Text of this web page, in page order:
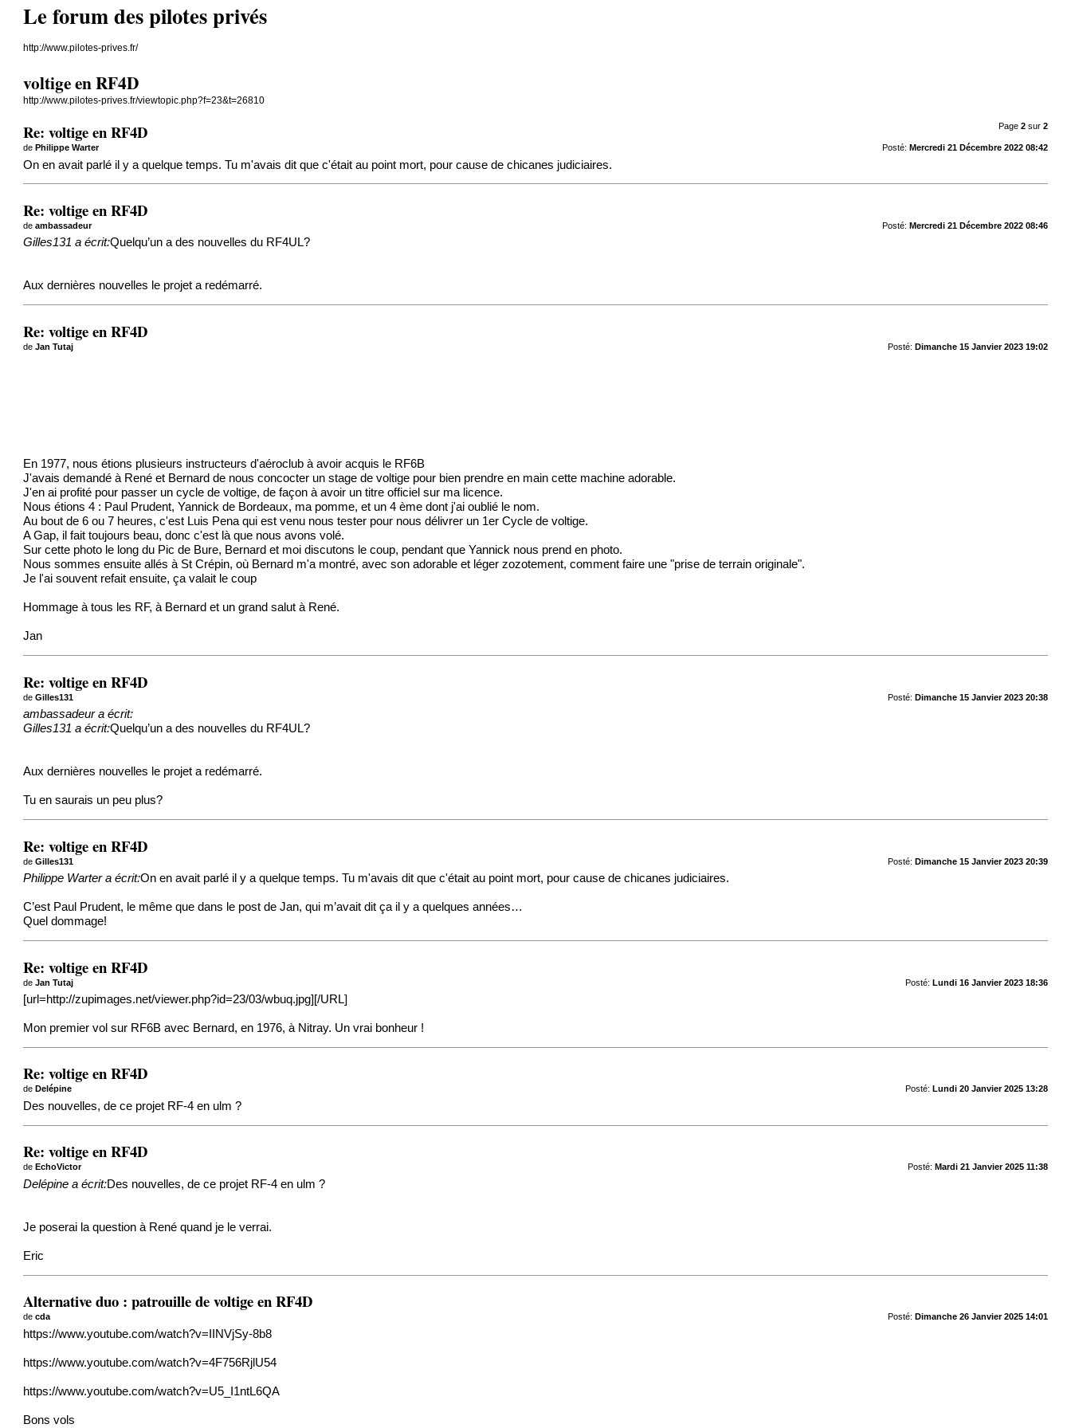
Le forum des pilotes privés
http://www.pilotes-prives.fr/
voltige en RF4D
http://www.pilotes-prives.fr/viewtopic.php?f=23&t=26810
Page 2sur 2
Re: voltige en RF4D
Posté: Mercredi 21 Décembre 2022 08:42
dePhilippe Warter
On en avait parlé il y a quelque temps. Tu m'avais dit que c'était au point mort, pour cause de chicanes judiciaires.
Re: voltige en RF4D
Posté: Mercredi 21 Décembre 2022 08:46
deambassadeur
Gilles131 a écrit:Quelqu’un a des nouvelles du RF4UL?
Aux dernières nouvelles le projet a redémarré.
Re: voltige en RF4D
Posté: Dimanche 15 Janvier 2023 19:02
deJan Tutaj
En 1977, nous étions plusieurs instructeurs d'aéroclub à avoir acquis le RF6B
J'avais demandé à René et Bernard de nous concocter un stage de voltige pour bien prendre en main cette machine adorable.
J'en ai profité pour passer un cycle de voltige, de façon à avoir un titre officiel sur ma licence.
Nous étions 4 : Paul Prudent, Yannick de Bordeaux, ma pomme, et un 4 ème dont j'ai oublié le nom.
Au bout de 6 ou 7 heures, c'est Luis Pena qui est venu nous tester pour nous délivrer un 1er Cycle de voltige.
A Gap, il fait toujours beau, donc c'est là que nous avons volé.
Sur cette photo le long du Pic de Bure, Bernard et moi discutons le coup, pendant que Yannick nous prend en photo.
Nous sommes ensuite allés à St Crépin, où Bernard m'a montré, avec son adorable et léger zozotement, comment faire une "prise de terrain originale".
Je l'ai souvent refait ensuite, ça valait le coup
Hommage à tous les RF, à Bernard et un grand salut à René.
Jan
Re: voltige en RF4D
Posté: Dimanche 15 Janvier 2023 20:38
deGilles131
ambassadeur a écrit:
Gilles131 a écrit:Quelqu’un a des nouvelles du RF4UL?
Aux dernières nouvelles le projet a redémarré.
Tu en saurais un peu plus?
Re: voltige en RF4D
Posté: Dimanche 15 Janvier 2023 20:39
deGilles131
Philippe Warter a écrit:On en avait parlé il y a quelque temps. Tu m'avais dit que c'était au point mort, pour cause de chicanes judiciaires.
C’est Paul Prudent, le même que dans le post de Jan, qui m’avait dit ça il y a quelques années…
Quel dommage!
Re: voltige en RF4D
Posté: Lundi 16 Janvier 2023 18:36
deJan Tutaj
[url=http://zupimages.net/viewer.php?id=23/03/wbuq.jpg] [/URL]
Mon premier vol sur RF6B avec Bernard, en 1976, à Nitray. Un vrai bonheur !
Re: voltige en RF4D
Posté: Lundi 20 Janvier 2025 13:28
de Delépine
Des nouvelles, de ce projet RF-4 en ulm ?
Re: voltige en RF4D
Posté: Mardi 21 Janvier 2025 11:38
de EchoVictor
Delépine a écrit:Des nouvelles, de ce projet RF-4 en ulm ?
Je poserai la question à René quand je le verrai.
Eric
Alternative duo : patrouille de voltige en RF4D
Posté: Dimanche 26 Janvier 2025 14:01
decda
https://www.youtube.com/watch?v=IINVjSy-8b8
https://www.youtube.com/watch?v=4F756RjlU54
https://www.youtube.com/watch?v=U5_I1ntL6QA
Bons vols